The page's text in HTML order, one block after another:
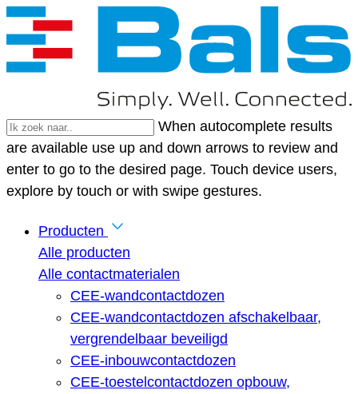
When autocomplete results
are available use up and down arrows to review and
enter to go to the desired page. Touch device users,
explore by touch or with swipe gestures.
Producten
Alle producten
Alle contactmaterialen
CEE-wandcontactdozen
CEE-wandcontactdozen afschakelbaar,
vergrendelbaar beveiligd
CEE-inbouwcontactdozen
CEE-toestelcontactdozen opbouw,